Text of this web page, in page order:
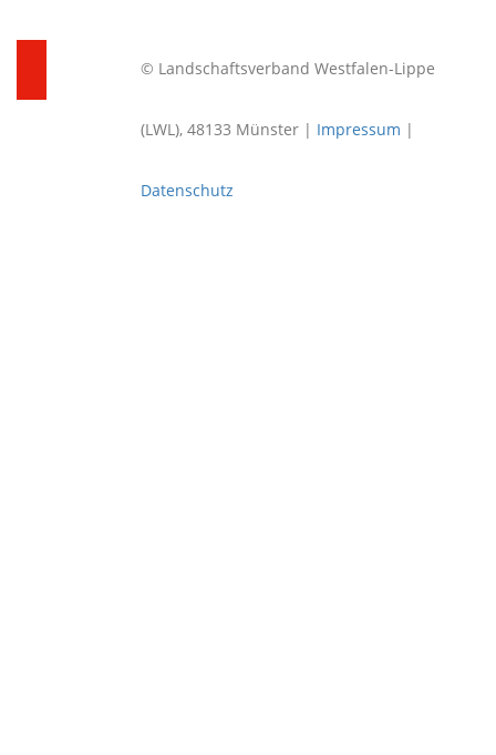
© Landschaftsverband Westfalen-Lippe
(LWL), 48133 Münster | Impressum |
Datenschutz